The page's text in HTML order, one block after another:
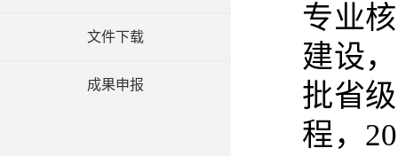
文件下载
成果申报
专业
建设
批省
程，